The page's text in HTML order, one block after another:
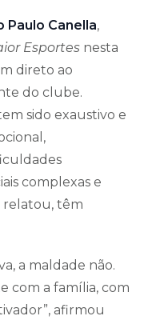
Paulo Canella,
Esportes nesta
direto ao
do clube.
sido exaustivo e
complexas e
relatou, têm
a maldade não.
com a família, com
afirmou